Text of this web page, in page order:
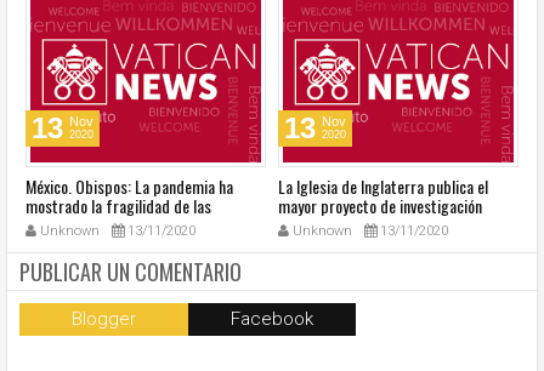
13 Nov
2020
México. Obispos: La pandemia ha
mostrado la fragilidad de las
estructuras del país
Unknown 13/11/2020
13 Nov
2020
La Iglesia de Inglaterra publica el
mayor proyecto de investigación
sobre sexualidad
Unknown 13/11/2020
PUBLICAR UN COMENTARIO
Blogger Facebook